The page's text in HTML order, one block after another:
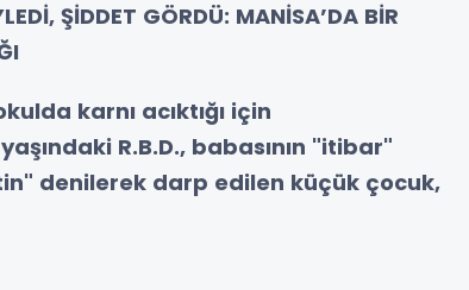
ŞİDDET GÖRDÜ: MANİSA’DA BİR
karnı acıktığı için
R.B.D., babasının "itibar"
denilerek darp edilen küçük çocuk,